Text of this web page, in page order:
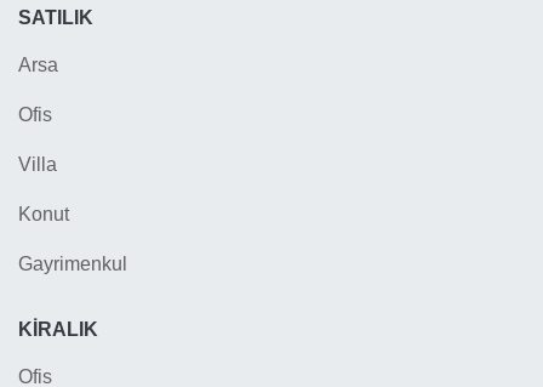
SATILIK
Arsa
Ofis
Villa
Konut
Gayrimenkul
KIRALIK
Ofis